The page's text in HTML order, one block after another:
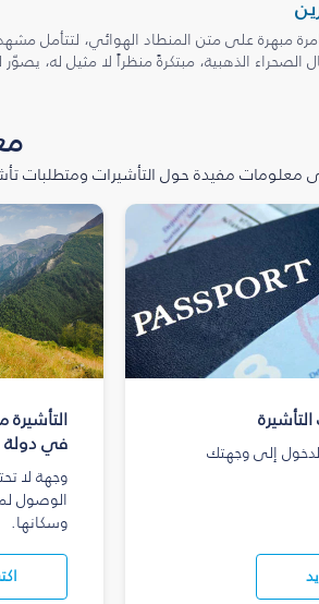
مبهرة على متن المنطاد الهوائي، لتتأمل
الذهبية، مبتكرةً منظراً لا مثيل له،
معلومات مفيدة حول التأشيرات ومتطلبات
إلى وجهتك
في دولة
وجهة لا
الوصول
وسكانها.